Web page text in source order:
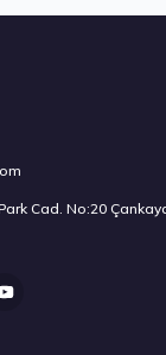
Cad. No:20